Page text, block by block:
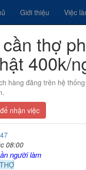
Giới thiệu Việc
thợ
400k/
hàng đăng trên hệ
nhận việc
08:00
người làm